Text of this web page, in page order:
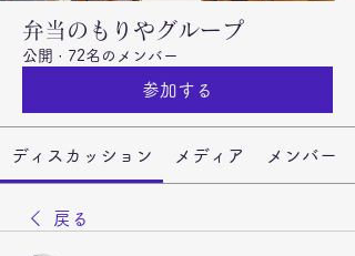
弁当のもりやグループ
公開 · 72名のメンバー
参加する
ディスカッション メディア メンバー
戻る